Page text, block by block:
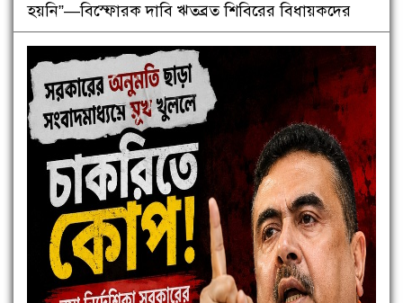
হয়নি”—বিস্ফোরক দাবি ঋতব্রত শিবিরের বিধায়কদের